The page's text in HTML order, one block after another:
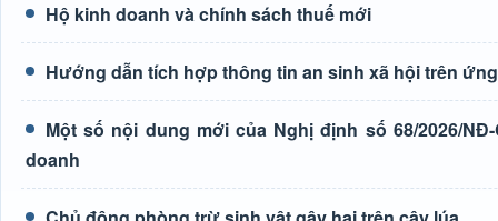
Hộ kinh doanh và chính sách thuế mới
Hướng dẫn tích hợp thông tin an sinh xã hội trên
Một số nội dung mới của Nghị định số 68/2026/
doanh